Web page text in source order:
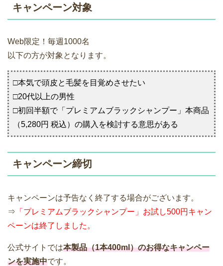
キャンペーン対象
Web限定！毎週1000名
以下の方が対象となります。
□本気で頭皮と毛髪を目覚めさせたい
□20代以上の男性
□初回半額で「プレミアムブラックシャンプー」本商品
（5,280円 税込）の購入を検討する意思がある
キャンペーン締切
キャンペーンは予告なく終了する場合がございます。
⇒ 「プレミアムブラックシャンプー」お試し500円キャン
ペーンは終了しました。
公式サイトでは本製品（1本400ml）のお得なキャンペー
ンを実施中です。